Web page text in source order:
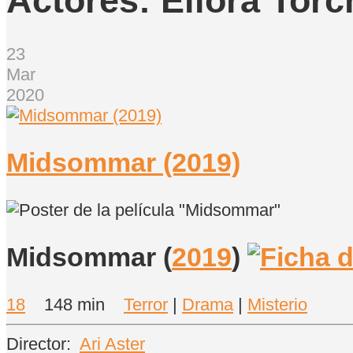
23
Mar
2020
Midsommar (2019)
Midsommar (2019)
18 148 min Terror | Drama | Misterio
Director: Ari Aster